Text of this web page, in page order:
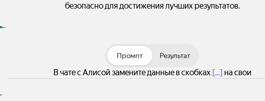
безопасно для достижения лучших результатов.
Промпт Результат
В чате с Алисой замените данные в скобках [...] на свои